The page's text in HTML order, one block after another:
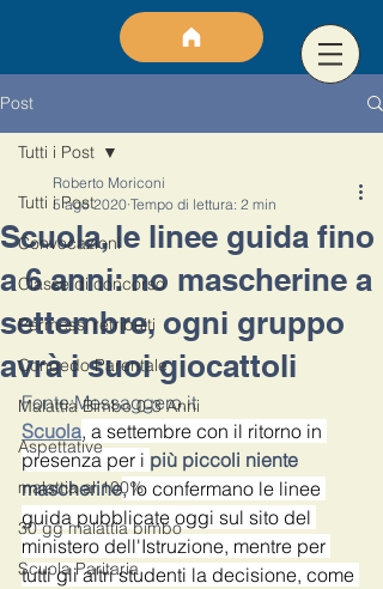
Post
Tutti i Post
Convocazioni
Classe di concorso
Permessi retribuiti
Congedo Parentale
Malattia Bimbo 0-3 Anni
Aspettative
malattia al 100%
30 gg malattia bimbo
Scuola Paritaria
Tutti i Post
Scuola, le linee guida fino
a 6 anni: no mascherine a
settembre, ogni gruppo
avrà i suoi giocattoli
Roberto Moriconi
5 ago 2020 Tempo di lettura: 2 min
Fonte:Messaggero.it
Scuola, a settembre con il ritorno in
presenza per i più piccoli niente
mascherine, lo confermano le linee
guida pubblicate oggi sul sito del
ministero dell'Istruzione, mentre per
tutti gli altri studenti la decisione, come